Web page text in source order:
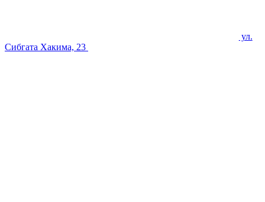
ул.
Сибгата Хакима, 23